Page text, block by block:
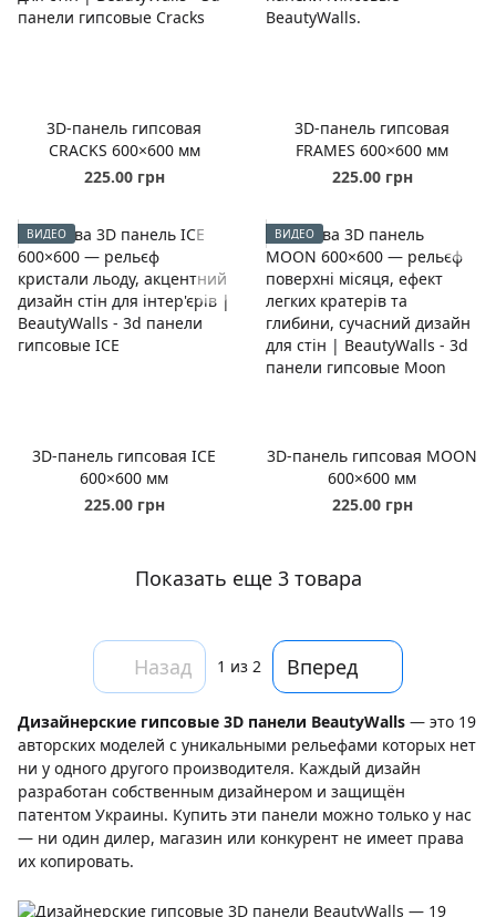
3D-панель гипсовая
CRACKS 600×600 мм
225.00 грн
3D-панель гипсовая
FRAMES 600×600 мм
225.00 грн
ВИДЕО
3D-панель гипсовая ICE
600×600 мм
225.00 грн
ВИДЕО
3D-панель гипсовая MOON
600×600 мм
225.00 грн
Показать еще 3 товара
Назад 1 из 2 Вперед
Дизайнерские гипсовые 3D панели BeautyWalls — это 19
авторских моделей с уникальными рельефами которых нет
ни у одного другого производителя. Каждый дизайн
разработан собственным дизайнером и защищён
патентом Украины. Купить эти панели можно только у нас
— ни один дилер, магазин или конкурент не имеет права
их копировать.